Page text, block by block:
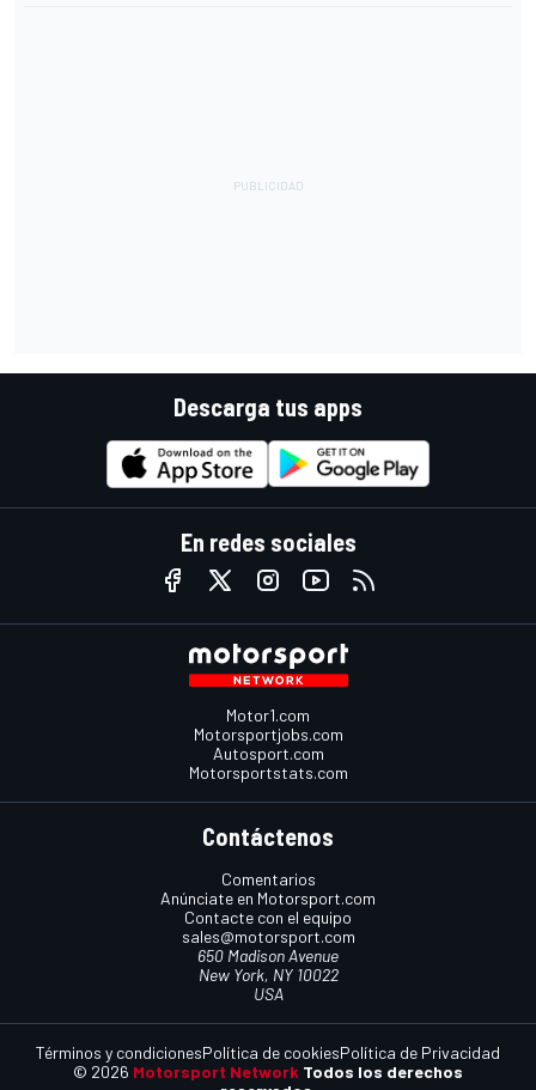
Descarga tus apps
En redes sociales
Motor1.com
Motorsportjobs.com
Autosport.com
Motorsportstats.com
Contáctenos
Comentarios
Anúnciate en Motorsport.com
Contacte con el equipo
sales@motorsport.com
650 Madison Avenue
New York, NY 10022
USA
© 2026 Motorsport Network Todos los derechos
Términos y condicionesPolítica de cookiesPolítica de Privacidad